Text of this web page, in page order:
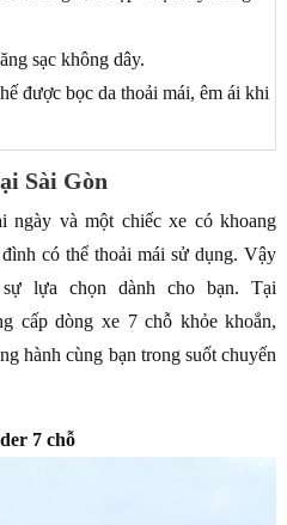
sạc không dây.
được bọc da thoải mái, êm ái khi
Sài Gòn
ngày và một chiếc xe có khoang
có thể thoải mái sử dụng. Vậy
lựa chọn dành cho bạn. Tại
cấp dòng xe 7 chỗ khỏe khoắn,
hành cùng bạn trong suốt chuyến
7 chỗ